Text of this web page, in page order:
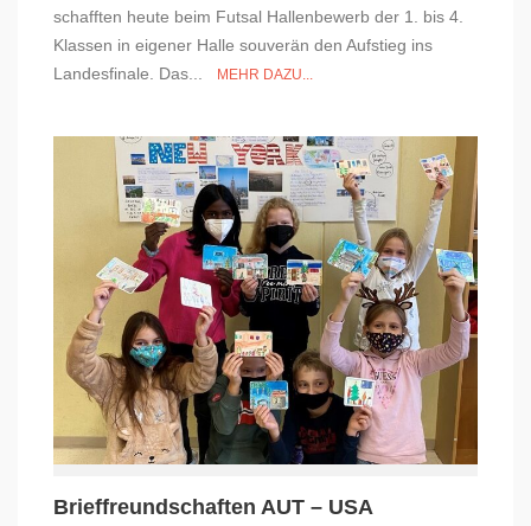
schafften heute beim Futsal Hallenbewerb der 1. bis 4.
Klassen in eigener Halle souverän den Aufstieg ins
Landesfinale. Das...
MEHR DAZU...
Brieffreundschaften AUT – USA